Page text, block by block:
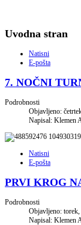
Uvodna stran
Natisni
E-pošta
7. NOČNI
Podrobnosti
Objavljeno:
Napisal: Klemen
Natisni
E-pošta
PRVI KROG
Podrobnosti
Objavljeno:
Napisal: Klemen